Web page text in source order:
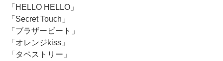
「HELLO HELLO」
「Secret Touch」
「ブラザービート」
「オレンジkiss」
「タペストリー」